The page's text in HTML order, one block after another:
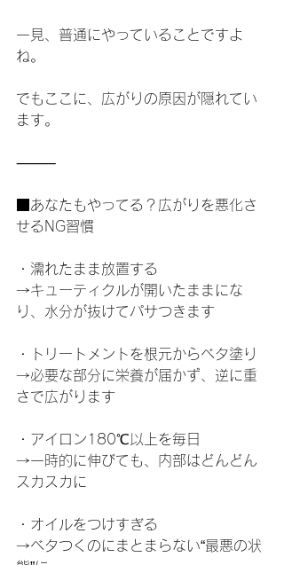
一見、普通にやっていることですよ
ね。
でもここに、広がりの原因が隠れてい
ます。
⸻
■あなたもやってる？広がりを悪化さ
せるNG習慣
・濡れたまま放置する
→キューティクルが開いたままにな
り、水分が抜けてパサつきます
・トリートメントを根元からベタ塗り
→必要な部分に栄養が届かず、逆に重
さで広がります
・アイロン180℃以上を毎日
→一時的に伸びても、内部はどんどん
スカスカに
・オイルをつけすぎる
→ベタつくのにまとまらない“最悪の状